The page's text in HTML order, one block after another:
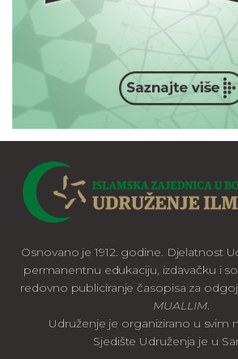
Osnovano je 1912. godine. Djelatnost
permanentnu edukaciju, izdavačku i
redovno publiciranje časopisa za
MUALLIM.
Udruženje je organizirano u svim
Sjedište Udruženja je u